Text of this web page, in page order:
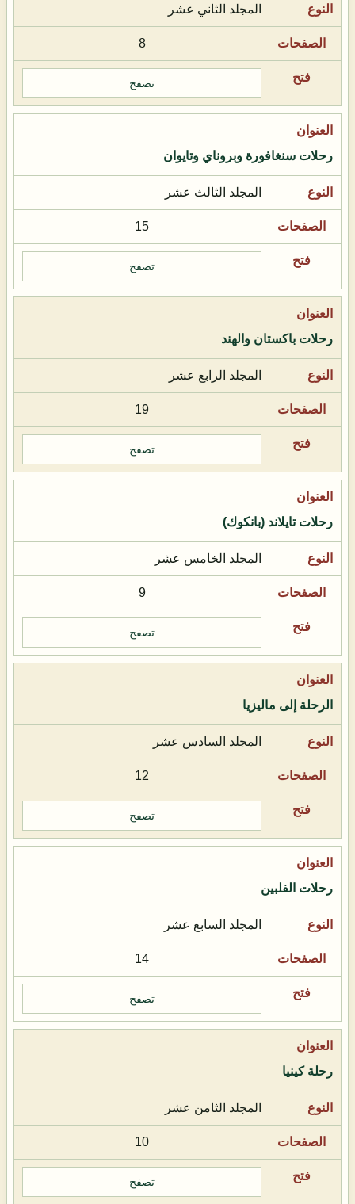
المجلد الثاني عشر
8
تصفح
رحلات سنغافورة وبروناي وتايوان
المجلد الثالث عشر
15
تصفح
رحلات باكستان والهند
المجلد الرابع عشر
19
تصفح
رحلات تايلاند (بانكوك)
المجلد الخامس عشر
9
تصفح
الرحلة إلى ماليزيا
المجلد السادس عشر
12
تصفح
رحلات الفلبين
المجلد السابع عشر
14
تصفح
رحلة كينيا
المجلد الثامن عشر
10
تصفح